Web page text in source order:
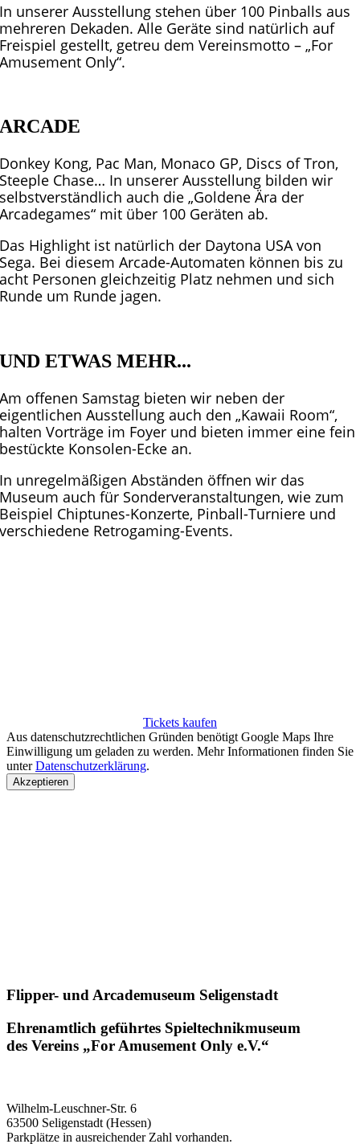
In unserer Ausstellung stehen über 100 Pinballs aus
mehreren Dekaden. Alle Geräte sind natürlich auf
Freispiel gestellt, getreu dem Vereinsmotto – „For
Amusement Only“.
ARCADE
Donkey Kong, Pac Man, Monaco GP, Discs of Tron,
Steeple Chase… In unserer Ausstellung bilden wir
selbstverständlich auch die „Goldene Ära der
Arcadegames“ mit über 100 Geräten ab.
Das Highlight ist natürlich der Daytona USA von
Sega. Bei diesem Arcade-Automaten können bis zu
acht Personen gleichzeitig Platz nehmen und sich
Runde um Runde jagen.
UND ETWAS MEHR...
Am offenen Samstag bieten wir neben der
eigentlichen Ausstellung auch den „Kawaii Room“,
halten Vorträge im Foyer und bieten immer eine fein
bestückte Konsolen-Ecke an.
In unregelmäßigen Abständen öffnen wir das
Museum auch für Sonderveranstaltungen, wie zum
Beispiel Chiptunes-Konzerte, Pinball-Turniere und
verschiedene Retrogaming-Events.
Tickets kaufen
Aus datenschutzrechtlichen Gründen benötigt Google Maps Ihre
Einwilligung um geladen zu werden. Mehr Informationen finden Sie
unterDatenschutzerklärung.
Akzeptieren
Flipper- und Arcademuseum Seligenstadt
Ehrenamtlich geführtes Spieltechnikmuseum
des Vereins „For Amusement Only e.V.“
Wilhelm-Leuschner-Str. 6
63500 Seligenstadt (Hessen)
Parkplätze in ausreichender Zahl vorhanden.